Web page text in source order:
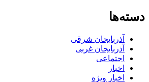
دسته‌ها
آذربایجان شرقی
آذربایجان غربی
اجتماعی
اخبار
اخبار ویژه